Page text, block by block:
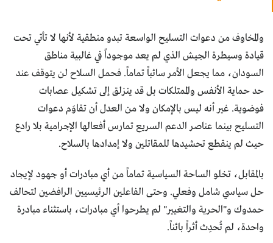
والمخاوف من دعوات التسليح الواسعة تبدو منطقية لأنها لا تأتي تحت
قيادة وسيطرة الجيش الذي لم يعد موجوداً في غالبية مناطق
السودان، مما يجعل الأمر سائباً تماماً. فحمل السلاح لن يتوقف عند
حد حماية الأنفس والممتلكات بل قد ينزلق إلى تشكيل عصابات
فوضوية. غير أنه ليس بالإمكان ولا من العدل أن تقاوَم دعوات
التسليح بينما عناصر الدعم السريع تمارس أفعالها الإجرامية بلا رادع
حيث لم ينقطع تحشيدها للمقاتلين ولا إمدادها بالسلاح.
بالمقابل، تخلو الساحة السياسية تماماً من أي مبادرات أو جهود لإيجاد
حل سياسي شامل وفعلي. وحتى الفاعلين الرئيسيين الرافضين لتحالف
حمدوك و"الحرية والتغيير" لم يطرحوا أي مبادرات، باستثناء مبادرة
واحدة، لم تُحدِث أثراً بائناً.